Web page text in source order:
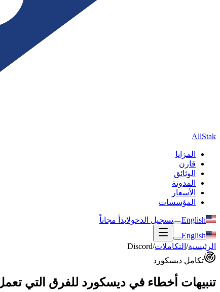
AllStak
المزايا
قارن
الوثائق
المدونة
الأسعار
المؤسسات
English تسجيل الدخولابدأ مجاناً
English
الرئيسية/ التكاملات/
Discord
تكامل ديسكورد
تنبيهات أخطاء في ديسكورد للفرق التي